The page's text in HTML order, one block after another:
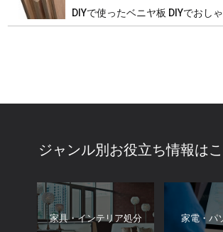
DIYで使ったベニヤ板 DIYでおし
ジャンル別お役立ち情報は
家具・インテリア処分 家電・パ